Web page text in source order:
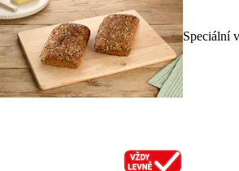
Speciální